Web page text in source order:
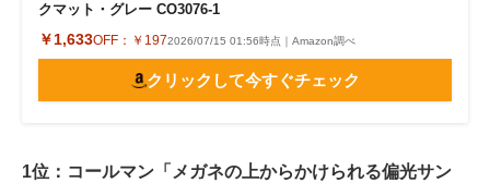
クマット・グレー CO3076-1
￥1,633OFF： ￥1972026/07/15 01:56時点｜Amazon調べ
クリックして今すぐチェック
1位：コールマン「メガネの上からかけられる偏光サン